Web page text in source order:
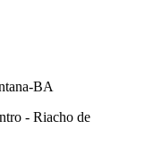
BA
- Riacho de